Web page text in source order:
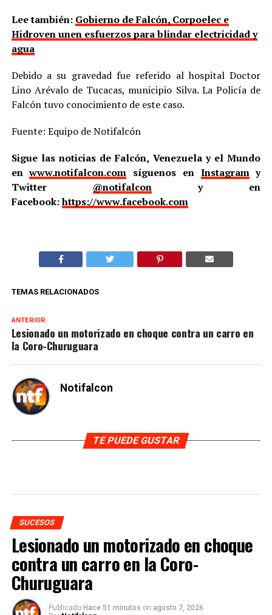
Lee también: Gobierno de Falcón, Corpoelec e
Hidroven unen esfuerzos para blindar electricidad y
agua
Debido a su gravedad fue referido al hospital Doctor
Lino Arévalo de Tucacas, municipio Silva. La Policía de
Falcón tuvo conocimiento de este caso.
Fuente: Equipo de Notifalcón
Sigue las noticias de Falcón, Venezuela y el Mundo
enwww.notifalcon.com síguenos en Instagramy
Twitter @notifalcony en
Facebook:https://www.facebook.com
TEMAS RELACIONADOS
ANTERIOR
Lesionado un motorizado en choque contra un carro en
la Coro-Churuguara
Notifalcon
TE PUEDE GUSTAR
SUCESOS
Lesionado un motorizado en choque
contra un carro en la Coro-
Churuguara
Publicado Hace 51 minutos on agosto 7, 2026